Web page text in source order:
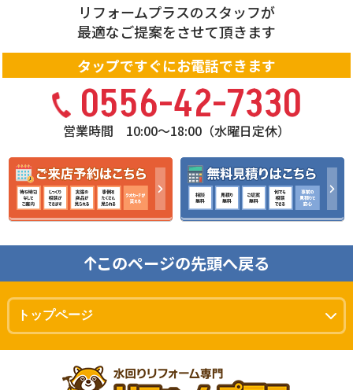
リフォームプラスのスタッフが
最適なご提案をさせて頂きます
タップですぐにお電話できます
0556-42-7330
営業時間 10:00〜18:00（水曜日定休）
このページの先頭へ戻る